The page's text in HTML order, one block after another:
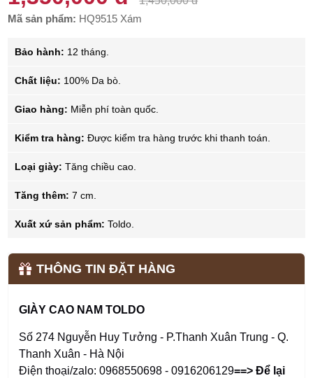
Mã sản phẩm: HQ9515 Xám
Bảo hành: 12 tháng.
Chất liệu: 100% Da bò.
Giao hàng: Miễn phí toàn quốc.
Kiểm tra hàng: Được kiểm tra hàng trước khi thanh toán.
Loại giày: Tăng chiều cao.
Tăng thêm: 7 cm.
Xuất xứ sản phẩm: Toldo.
THÔNG TIN ĐẶT HÀNG
GIÀY CAO NAM TOLDO
Số 274 Nguyễn Huy Tưởng - P.Thanh Xuân Trung - Q.
Thanh Xuân - Hà Nội
Điện thoại/zalo: 0968550698 - 0916206129==> Để lại